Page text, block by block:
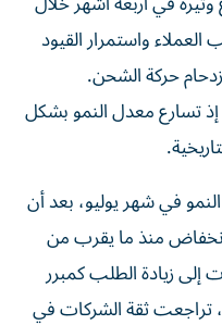
واستمرار القيود
حركة الشحن.
إذ تسارع معدل النمو بشكل
في شهر يوليو، بعد أن
منذ ما يقرب من
زيادة الطلب كمبرر
تراجعت ثقة الشركات في